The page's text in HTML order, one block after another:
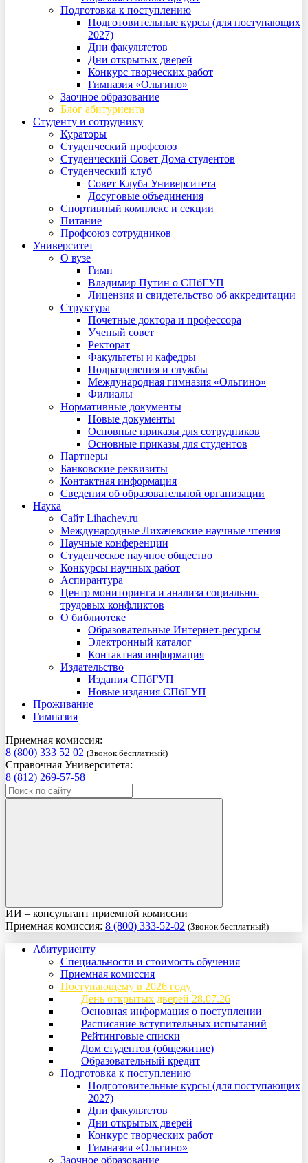
Подготовка к поступлению
Подготовительные курсы (для поступающих
2027)
Дни факультетов
Дни открытых дверей
Конкурс творческих работ
Гимназия «Ольгино»
Заочное образование
Блог абитуриента
Студенту и сотруднику
Кураторы
Студенческий профсоюз
Студенческий Совет Дома студентов
Студенческий клуб
Совет Клуба Университета
Досуговые объединения
Спортивный комплекс и секции
Питание
Профсоюз сотрудников
Университет
О вузе
Гимн
Владимир Путин о СПбГУП
Лицензия и свидетельство об аккредитации
Структура
Почетные доктора и профессора
Ученый совет
Ректорат
Факультеты и кафедры
Подразделения и службы
Международная гимназия «Ольгино»
Филиалы
Нормативные документы
Новые документы
Основные приказы для сотрудников
Основные приказы для студентов
Партнеры
Банковские реквизиты
Контактная информация
Сведения об образовательной организации
Наука
Сайт Lihachev.ru
Международные Лихачевские научные чтения
Научные конференции
Студенческое научное общество
Конкурсы научных работ
Аспирантура
Центр мониторинга и анализа социально-
трудовых конфликтов
О библиотеке
Образовательные Интернет-ресурсы
Электронный каталог
Контактная информация
Издательство
Издания СПбГУП
Новые издания СПбГУП
Проживание
Гимназия
Приемная комиссия:
8 (800) 333 52 02 (Звонок бесплатный)
Справочная Университета:
8 (812) 269-57-58
ИИ – консультант приемной комиссии
Приемная комиссия: 8 (800) 333-52-02 (Звонок бесплатный)
Абитуриенту
Специальности и стоимость обучения
Приемная комиссия
Поступающему в 2026 году
День открытых дверей 28.07.26
Основная информация о поступлении
Расписание вступительных испытаний
Рейтинговые списки
Дом студентов (общежитие)
Образовательный кредит
Подготовка к поступлению
Подготовительные курсы (для поступающих
2027)
Дни факультетов
Дни открытых дверей
Конкурс творческих работ
Гимназия «Ольгино»
Заочное образование